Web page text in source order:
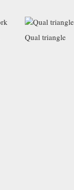
Qual triangle